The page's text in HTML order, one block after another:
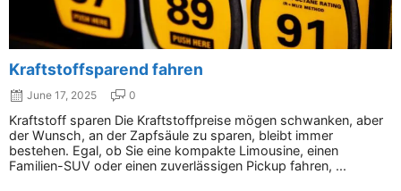
Kraftstoffsparend fahren
June 17, 2025 0
Kraftstoff sparen Die Kraftstoffpreise mögen schwanken, aber
der Wunsch, an der Zapfsäule zu sparen, bleibt immer
bestehen. Egal, ob Sie eine kompakte Limousine, einen
Familien-SUV oder einen zuverlässigen Pickup fahren, ...